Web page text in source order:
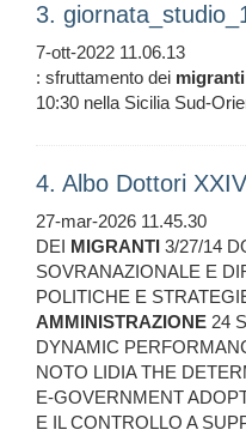
3.
7-ott-2022 11.06.13
: sfruttamento dei migranti
10:30 nella Sicilia Sud-
4. Albo Dottori
27-mar-2026 11.45.30
DEI MIGRANTI 3/27/14
SOVRANAZIONALE E
POLITICHE E
AMMINISTRAZIONE 24
DYNAMIC
NOTO LIDIA THE
E-GOVERNMENT
E IL CONTROLLO A